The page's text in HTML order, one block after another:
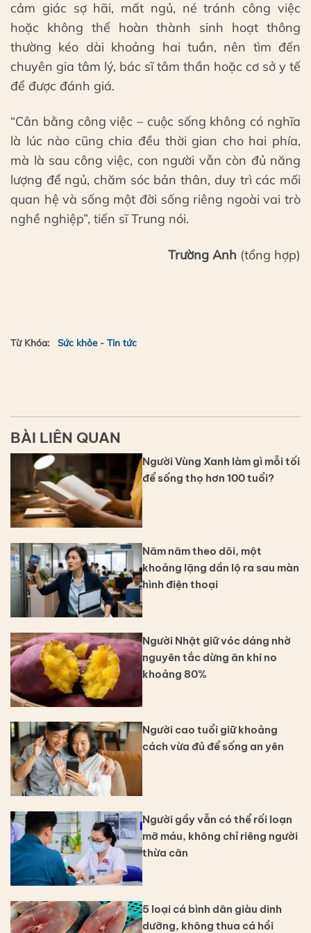
cảm giác sợ hãi, mất ngủ, né tránh công việc
hoặc không thể hoàn thành sinh hoạt thông
thường kéo dài khoảng hai tuần, nên tìm đến
chuyên gia tâm lý, bác sĩ tâm thần hoặc cơ sở y tế
để được đánh giá.
“Cân bằng công việc – cuộc sống không có nghĩa
là lúc nào cũng chia đều thời gian cho hai phía,
mà là sau công việc, con người vẫn còn đủ năng
lượng để ngủ, chăm sóc bản thân, duy trì các mối
quan hệ và sống một đời sống riêng ngoài vai trò
nghề nghiệp”, tiến sĩ Trung nói.
Trường Anh (tổng hợp)
Từ Khóa: Sức khỏe - Tin tức
BÀI LIÊN QUAN
Người Vùng Xanh làm gì mỗi tối
để sống thọ hơn 100 tuổi?
Năm năm theo dõi, một
khoảng lặng dần lộ ra sau màn
hình điện thoại
Người Nhật giữ vóc dáng nhờ
nguyên tắc dừng ăn khi no
khoảng 80%
Người cao tuổi giữ khoảng
cách vừa đủ để sống an yên
Người gầy vẫn có thể rối loạn
mỡ máu, không chỉ riêng người
thừa cân
5 loại cá bình dân giàu dinh
dưỡng, không thua cá hồi